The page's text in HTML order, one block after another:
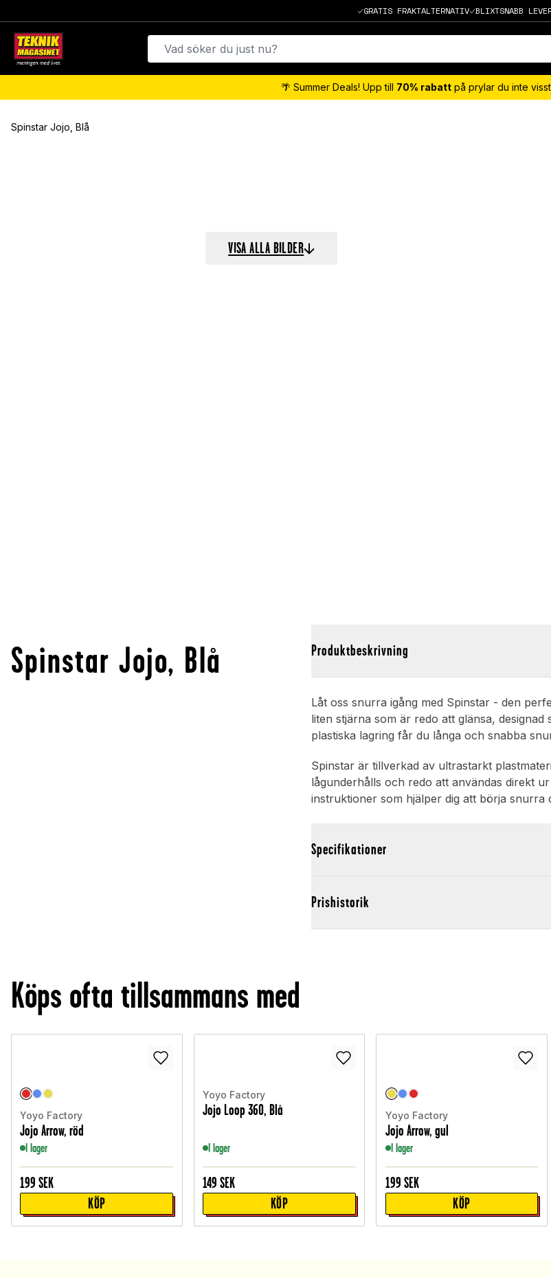
GRATIS FRAKTALTERNATIV BLIXTSNABB
🌴 Summer Deals! Upp till 70% rabatt på prylar du inte
Spinstar Jojo, Blå
VISA ALLA BILDER
Spinstar Jojo, Blå Produktbeskrivning
Låt oss snurra igång med Spinstar - den
liten stjärna som är redo att glänsa,
plastiska lagring får du långa och snabba
Spinstar är tillverkad av ultrastarkt
lågunderhålls och redo att användas direkt
instruktioner som hjälper dig att börja snurra
Specifikationer
Prishistorik
Köps ofta tillsammans med
Yoyo Factory
Jojo Arrow, röd
I lager
199 SEK
KÖP
Yoyo Factory
Jojo Loop 360, Blå
I lager
149 SEK
KÖP
Yoyo Factory
Jojo Arrow, gul
I lager
199 SEK
KÖP